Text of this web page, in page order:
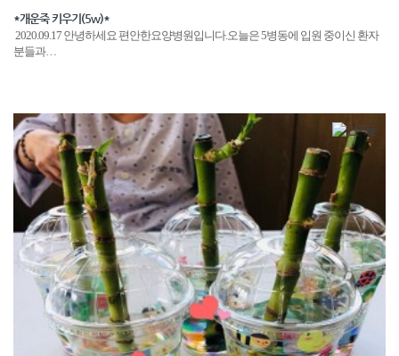
*개운죽 키우기(5w)*
2020.09.17 안녕하세요 편안한요양병원입니다.오늘은 5병동에 입원 중이신 환자
분들과…